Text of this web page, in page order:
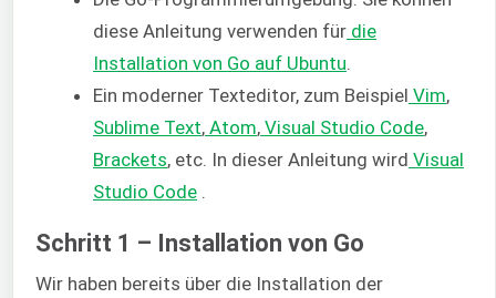
diese Anleitung verwenden für die
Installation von Go auf Ubuntu.
Ein moderner Texteditor, zum Beispiel Vim,
Sublime Text, Atom, Visual Studio Code,
Brackets, etc. In dieser Anleitung wird Visual
Studio Code .
Schritt 1 – Installation von Go
Wir haben bereits über die Installation der